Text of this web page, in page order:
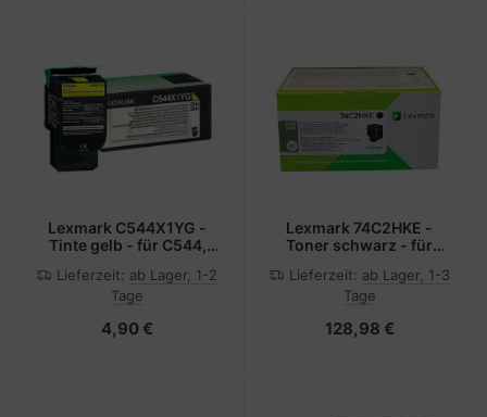
Lexmark C544X1YG -
Tinte gelb - für C544,
Lieferzeit: ab Lager, 1-2
Tage
4,90 €
Lexmark 74C2HKE -
Toner schwarz - für
CS725de, CS725dte
Lieferzeit: ab Lager, 1-3
Tage
128,98 €